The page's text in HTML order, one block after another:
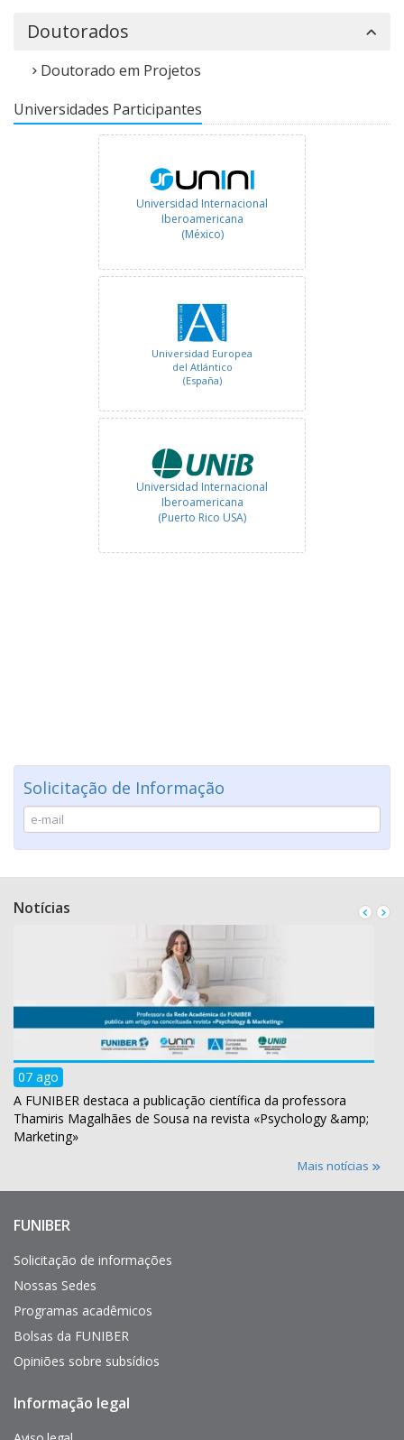
Doutorados
Doutorado em Projetos
Universidades Participantes
Universidad Internacional
Iberoamericana
(México)
Universidad Europea
del Atlántico
(España)
Universidad Internacional
Iberoamericana
(Puerto Rico USA)
Solicitação de Informação
Notícias
07 ago
A FUNIBER destaca a publicação científica da professora
Thamiris Magalhães de Sousa na revista «Psychology &amp;
Marketing»
Mais notícias
Enlaces
interés
FUNIBER
Solicitação de informações
Nossas Sedes
Programas acadêmicos
Bolsas da FUNIBER
Opiniões sobre subsídios
Pie
página
Informação legal